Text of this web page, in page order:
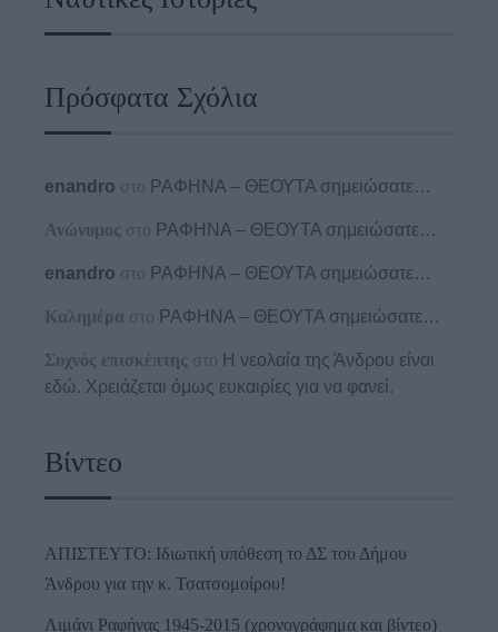
Πρόσφατα Σχόλια
enandro στο ΡΑΦΗΝΑ – ΘΕΟΥΤΑ σημειώσατε…
Ανώνυμος στο ΡΑΦΗΝΑ – ΘΕΟΥΤΑ σημειώσατε…
enandro στο ΡΑΦΗΝΑ – ΘΕΟΥΤΑ σημειώσατε…
Καλημέρα στο ΡΑΦΗΝΑ – ΘΕΟΥΤΑ σημειώσατε…
Συχνός επισκέπτης στο Η νεολαία της Άνδρου είναι
εδώ. Χρειάζεται όμως ευκαιρίες για να φανεί.
Βίντεο
ΑΠΙΣΤΕΥΤΟ: Ιδιωτική υπόθεση το ΔΣ του Δήμου
Άνδρου για την κ. Τσατσομοίρου!
Λιμάνι Ραφήνας 1945-2015 (χρονογράφημα και βίντεο)